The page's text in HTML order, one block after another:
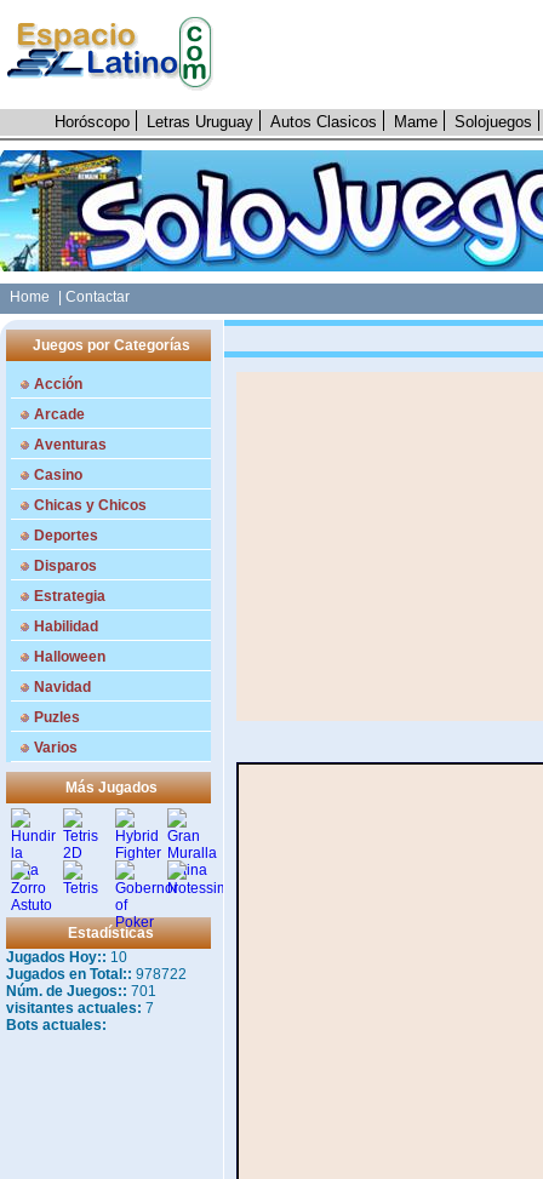
Horóscopo Letras Uruguay Autos Clasicos Mame Solojuegos
Home | Contactar
Juegos por Categorías
Acción
Arcade
Aventuras
Casino
Chicas y Chicos
Deportes
Disparos
Estrategia
Habilidad
Halloween
Navidad
Puzles
Varios
Más Jugados
Estadísticas
Jugados Hoy:: 10
Jugados en Total:: 978722
Núm. de Juegos:: 701
visitantes actuales: 7
Bots actuales: